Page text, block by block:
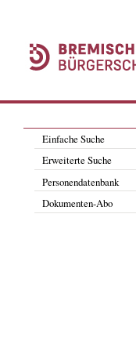
Einfache Suche
Erweiterte Suche
Personendatenbank
Dokumenten-Abo